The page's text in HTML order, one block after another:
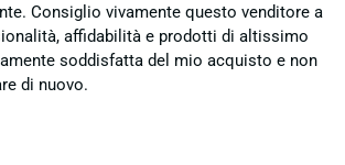
Consiglio vivamente questo venditore a
affidabilità e prodotti di altissimo
soddisfatta del mio acquisto e non
di nuovo.